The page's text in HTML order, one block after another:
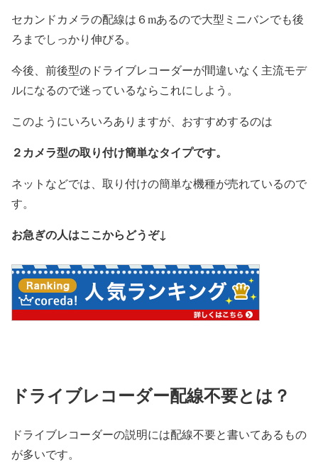
セカンドカメラの配線は６mあるので大型ミニバンでも後
ろまでしっかり伸びる。
今後、前後型のドライブレコーダーが間違いなく主流モデ
ルになるので迷っているならこれにしよう。
このようにいろいろありますが、おすすめするのは
２カメラ型の取り付け簡単なタイプです。
ネットなどでは、取り付けの簡単な機種が売れているので
す。
お急ぎの人はここからどうぞ↓
ドライブレコーダー配線不要とは？
ドライブレコーダーの説明には配線不要と書いてあるもの
が多いです。